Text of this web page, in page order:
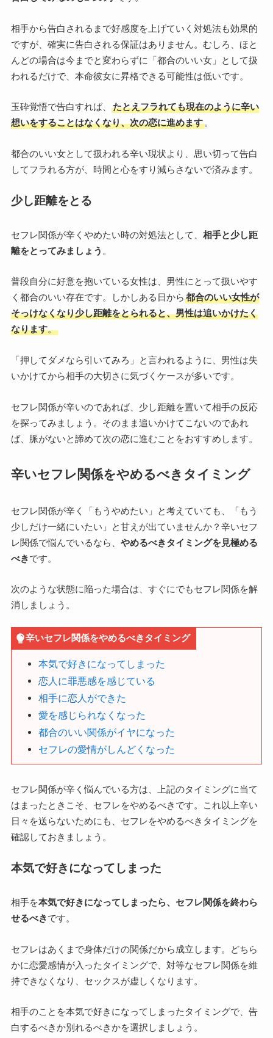
相手から告白されるまで好感度を上げていく対処法も効果的
ですが、確実に告白される保証はありません。むしろ、ほと
んどの場合は今までと変わらずに「都合のいい女」として扱
われるだけで、本命彼女に昇格できる可能性は低いです。
玉砕覚悟で告白すれば、
たとえフラれても現在のように辛い
想いをすることはなくなり、次の恋に進めます。
都合のいい女として扱われる辛い現状より、思い切って告白
してフラれる方が、時間と心をすり減らさないで済みます。
少し距離をとる
セフレ関係が辛くやめたい時の対処法として、 相手と少し距
離をとってみましょう 。
普段自分に好意を抱いている女性は、男性にとって扱いやす
く都合のいい存在です。しかしある日から 都合のいい女性が
そっけなくなり少し距離をとられると、男性は追いかけたく
なります。
「押してダメなら引いてみろ」と言われるように、男性は失
いかけてから相手の大切さに気づくケースが多いです。
セフレ関係が辛いのであれば、少し距離を置いて相手の反応
を探ってみましょう。そのまま追いかけてこないのであれ
ば、脈がないと諦めて次の恋に進むことをおすすめします。
辛いセフレ関係をやめるべきタイミング
セフレ関係が辛く「もうやめたい」と考えていても、「もう
少しだけ一緒にいたい」と甘えが出ていませんか？辛いセフ
レ関係で悩んでいるなら、 やめるべきタイミングを見極める
べきです。
次のような状態に陥った場合は、すぐにでもセフレ関係を解
消しましょう。
辛いセフレ関係をやめるべきタイミング
本気で好きになってしまった
恋人に罪悪感を感じている
相手に恋人ができた
愛を感じられなくなった
都合のいい関係がイヤになった
セフレの愛情がしんどくなった
セフレ関係が辛く悩んでいる方は、上記のタイミングに当て
はまったときこそ、セフレをやめるべきです。これ以上辛い
日々を送らないためにも、セフレをやめるべきタイミングを
確認しておきましょう。
本気で好きになってしまった
相手を本気で好きになってしまったら、セフレ関係を終わら
せるべきです。
セフレはあくまで身体だけの関係だから成立します。どちら
かに恋愛感情が入ったタイミングで、対等なセフレ関係を維
持できなくなり、セックスが虚しくなります。
相手のことを本気で好きになってしまったタイミングで、告
白するべきか別れるべきかを選択しましょう。